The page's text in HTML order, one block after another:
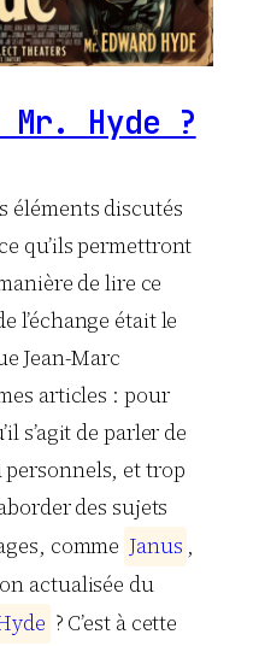
Hyde ?
éléments discutés
qu’ils permettront
de lire ce
l’échange était le
Jean-Marc
articles : pour
s’agit de parler de
et trop
des sujets
comme Janus ,
actualisée du
yde ? C’est à cette